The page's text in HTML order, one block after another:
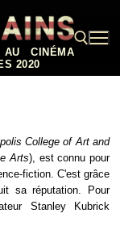
CINÉMA
2020
College of Art and
Arts), est connu pour
fiction. C'est grâce
sa réputation. Pour
Stanley Kubrick